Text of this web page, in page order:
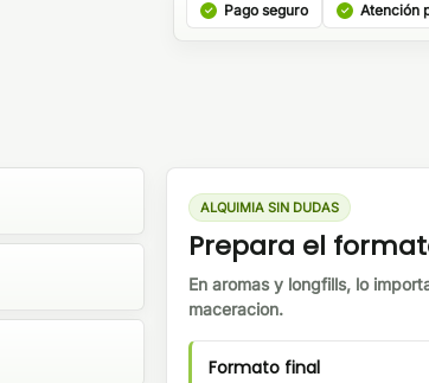
Pago seguro Atención
ALQUIMIA SIN DUDAS
Prepara el
En aromas y longfills, lo
maceracion.
Formato final